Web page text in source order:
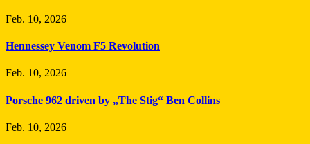
Feb. 10, 2026
Hennessey Venom F5 Revolution
Feb. 10, 2026
Porsche 962 driven by „The Stig“ Ben Collins
Feb. 10, 2026